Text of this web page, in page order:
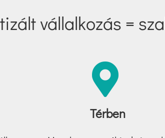
vállalkozás =
Térben